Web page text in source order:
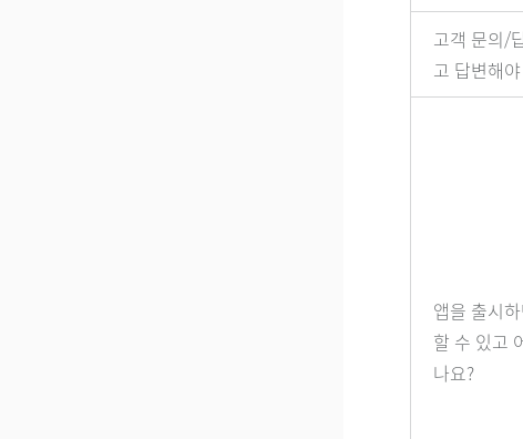
고객 문의/
고 답변해
앱을 출시
할 수 있고
나요?